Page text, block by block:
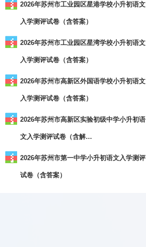
2026年苏州市工业园区星港学校小升初语文
入学测评试卷（含答案）
2026年苏州市工业园区星湾学校小升初语文
入学测评试卷（含答案）
2026年苏州市高新区外国语学校小升初语文
入学测评试卷（含答案）
2026年苏州市高新区实验初级中学小升初语
文入学测评试卷（含解…
2026年苏州市第一中学小升初语文入学测评
试卷（含答案）